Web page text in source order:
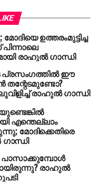
പോസ്റ്റിന് ചുറ്റും
തുടങ്ങിയ
രാഹുല്‍ രംഗത്ത്
സമീപം 1.3 കിലോ
റോഡ്
സൗകര്യങ്ങളും
will
time?
ഉത്തരംമുട്ടിച്ച
പിന്നാലെ
രാഹുല്‍ ഗാന്ധി
പ്രസംഗത്തില്‍ ഈ
തന്റേടമുണ്ടോ?
രാഹുല്‍ ഗാന്ധി
എന്തെല്ലാം
മോദിക്കെതിരെ
പാസാക്കുമ്പോള്‍
രാഹുല്‍